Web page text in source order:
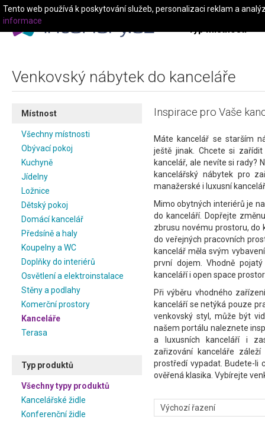
Typ místnosti
Venkovský nábytek do kanceláře
Místnost
Všechny místnosti
Obývací pokoj
Kuchyně
Jídelny
Ložnice
Dětský pokoj
Domácí kancelář
Předsíně a haly
Koupelny a WC
Doplňky do interiérů
Osvětlení a elektroinstalace
Stěny a podlahy
Komerční prostory
Kanceláře
Terasa
Typ produktů
Všechny typy produktů
Kancelářské židle
Konferenční židle
Inspirace pro Vaše
Máte kancelář se starším
ještě jinak. Chcete si
kancelář, ale nevíte si rady?
kancelářský nábytek pro
manažerské i luxusní
Mimo obytných interiérů je
do kanceláří. Dopřejte
zbrusu novému prostoru, do
do veřejných pracovních
kancelář měla svým
první dojem. Vhodně
kanceláří i open space
Při výběru vhodného
kanceláří se netýká pouze
venkovský styl, může být
našem portálu naleznete
a luxusních kanceláří i
zařizování kanceláře
prostředí vypadat. Budete-li
ověřená klasika. Vybírejte
Tento web používá k poskytování služeb, personalizaci reklam a
informace